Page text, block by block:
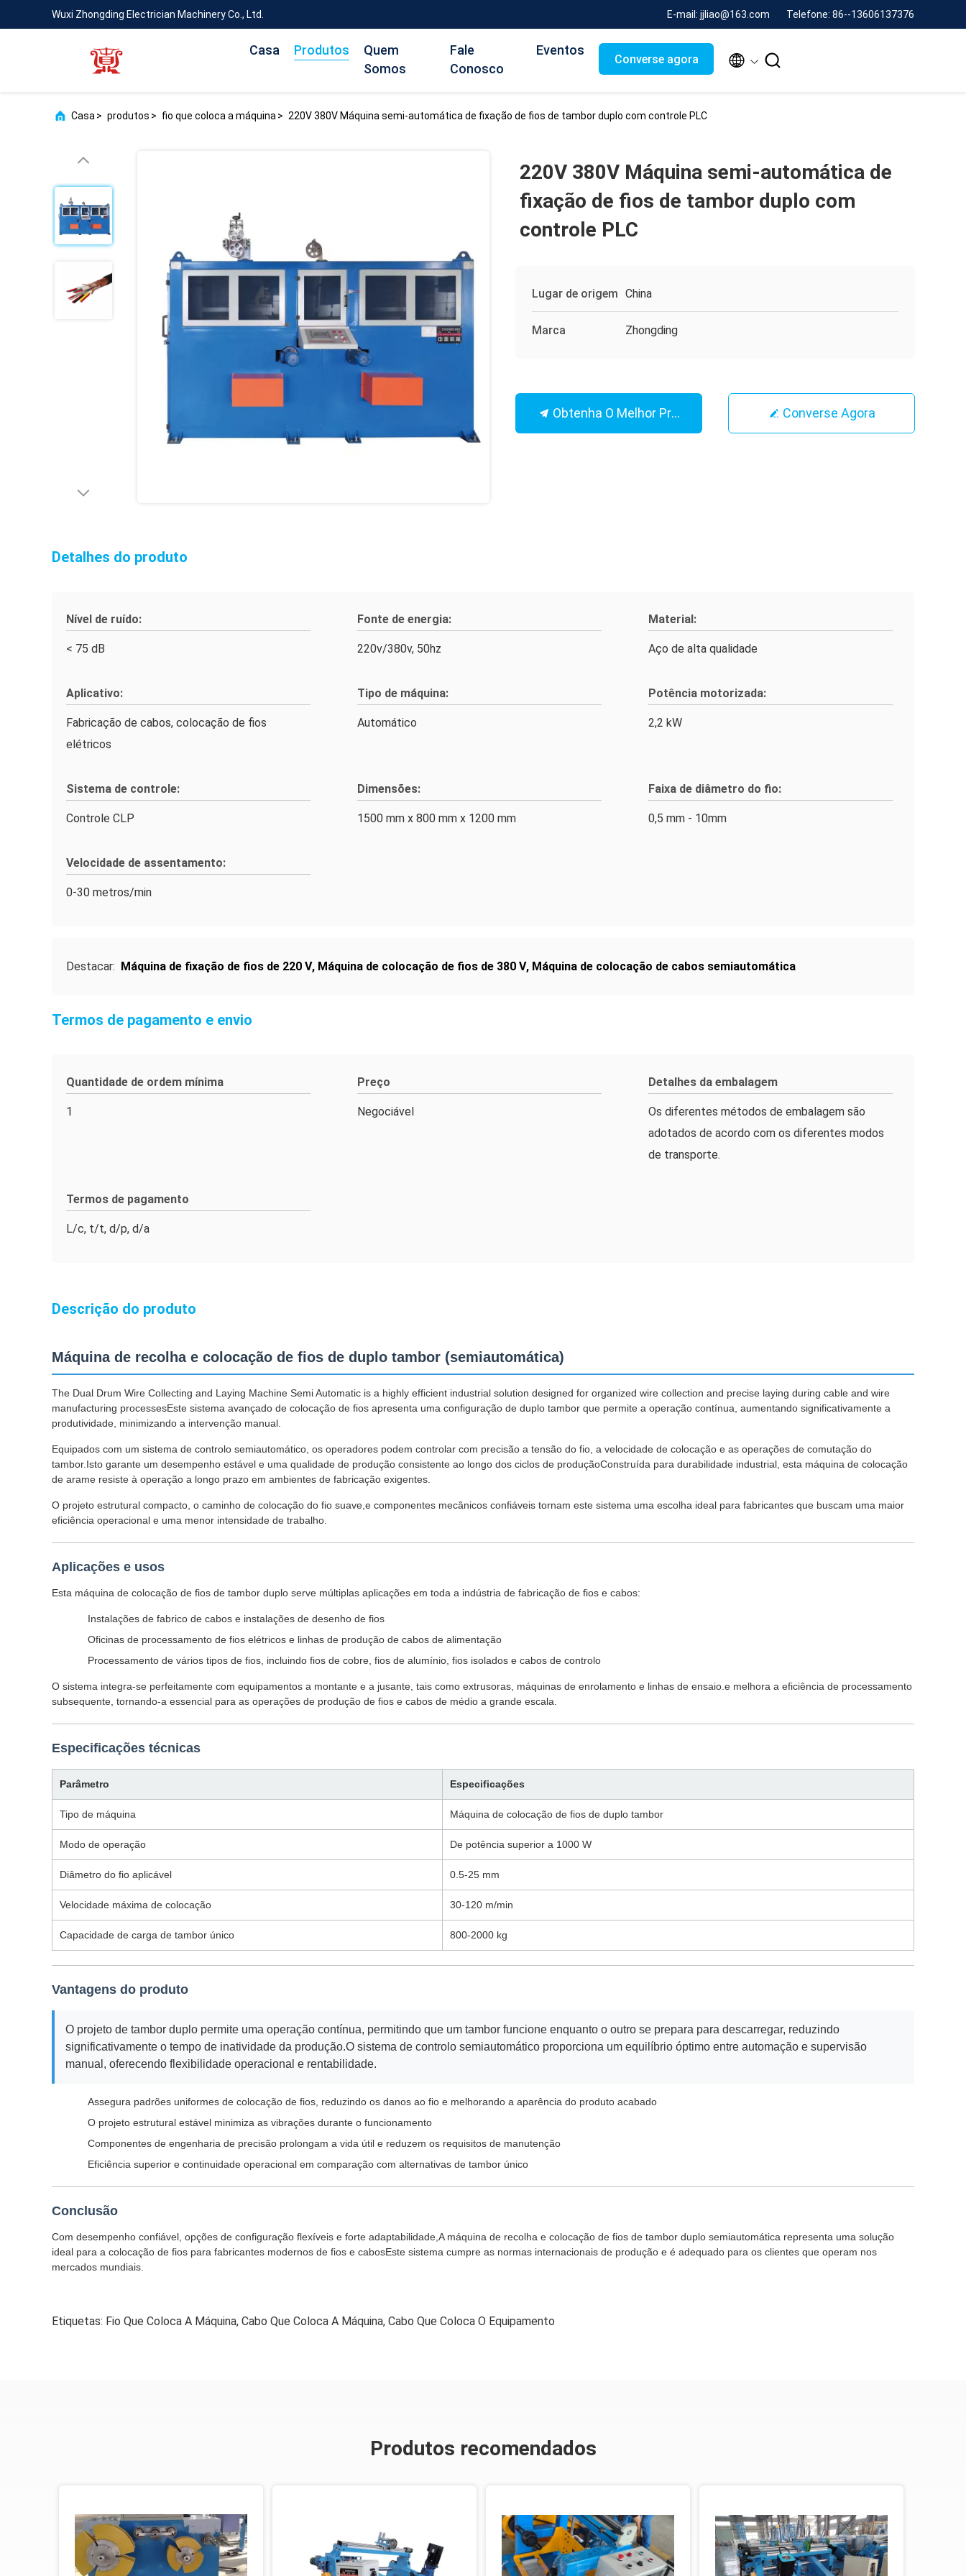
Wuxi Zhongding Electrician Machinery Co., Ltd. E-mail: jjliao@163.com Telefone: 86--13606137376
Casa Produtos
Quem
Somos
Fale
Conosco
Eventos
Converse agora  
Casa > produtos > fio que coloca a máquina > 220V 380V Máquina semi-automática de fixação de fios de tambor duplo com controle PLC
220V 380V Máquina semi-automática de
fixação de fios de tambor duplo com
controle PLC
Lugar de origem China
Marca Zhongding
Obtenha O Melhor Preço Converse Agora
Detalhes do produto
Nível de ruído:
< 75 dB
Fonte de energia:
220v/380v, 50hz
Material:
Aço de alta qualidade
Aplicativo:
Fabricação de cabos, colocação de fios
elétricos
Tipo de máquina:
Automático
Potência motorizada:
2,2 kW
Sistema de controle:
Controle CLP
Dimensões:
1500 mm x 800 mm x 1200 mm
Faixa de diâmetro do fio:
0,5 mm - 10mm
Velocidade de assentamento:
0-30 metros/min
Destacar: Máquina de fixação de fios de 220 V, Máquina de colocação de fios de 380 V, Máquina de colocação de cabos semiautomática
Termos de pagamento e envio
Quantidade de ordem mínima
1
Preço
Negociável
Detalhes da embalagem
Os diferentes métodos de embalagem são
adotados de acordo com os diferentes modos
de transporte.
Termos de pagamento
L/c, t/t, d/p, d/a
Descrição do produto
Máquina de recolha e colocação de fios de duplo tambor (semiautomática)
The Dual Drum Wire Collecting and Laying Machine Semi Automatic is a highly efficient industrial solution designed for organized wire collection and precise laying during cable and wire
manufacturing processesEste sistema avançado de colocação de fios apresenta uma configuração de duplo tambor que permite a operação contínua, aumentando significativamente a
produtividade, minimizando a intervenção manual.
Equipados com um sistema de controlo semiautomático, os operadores podem controlar com precisão a tensão do fio, a velocidade de colocação e as operações de comutação do
tambor.Isto garante um desempenho estável e uma qualidade de produção consistente ao longo dos ciclos de produçãoConstruída para durabilidade industrial, esta máquina de colocação
de arame resiste à operação a longo prazo em ambientes de fabricação exigentes.
O projeto estrutural compacto, o caminho de colocação do fio suave,e componentes mecânicos confiáveis tornam este sistema uma escolha ideal para fabricantes que buscam uma maior
eficiência operacional e uma menor intensidade de trabalho.
Aplicações e usos
Esta máquina de colocação de fios de tambor duplo serve múltiplas aplicações em toda a indústria de fabricação de fios e cabos:
Instalações de fabrico de cabos e instalações de desenho de fios
Oficinas de processamento de fios elétricos e linhas de produção de cabos de alimentação
Processamento de vários tipos de fios, incluindo fios de cobre, fios de alumínio, fios isolados e cabos de controlo
O sistema integra-se perfeitamente com equipamentos a montante e a jusante, tais como extrusoras, máquinas de enrolamento e linhas de ensaio.e melhora a eficiência de processamento
subsequente, tornando-a essencial para as operações de produção de fios e cabos de médio a grande escala.
Especificações técnicas
Parâmetro Especificações
Tipo de máquina Máquina de colocação de fios de duplo tambor
Modo de operação De potência superior a 1000 W
Diâmetro do fio aplicável 0.5-25 mm
Velocidade máxima de colocação 30-120 m/min
Capacidade de carga de tambor único 800-2000 kg
Vantagens do produto
O projeto de tambor duplo permite uma operação contínua, permitindo que um tambor funcione enquanto o outro se prepara para descarregar, reduzindo
significativamente o tempo de inatividade da produção.O sistema de controlo semiautomático proporciona um equilíbrio óptimo entre automação e supervisão
manual, oferecendo flexibilidade operacional e rentabilidade.
Assegura padrões uniformes de colocação de fios, reduzindo os danos ao fio e melhorando a aparência do produto acabado
O projeto estrutural estável minimiza as vibrações durante o funcionamento
Componentes de engenharia de precisão prolongam a vida útil e reduzem os requisitos de manutenção
Eficiência superior e continuidade operacional em comparação com alternativas de tambor único
Conclusão
Com desempenho confiável, opções de configuração flexíveis e forte adaptabilidade,A máquina de recolha e colocação de fios de tambor duplo semiautomática representa uma solução
ideal para a colocação de fios para fabricantes modernos de fios e cabosEste sistema cumpre as normas internacionais de produção e é adequado para os clientes que operam nos
mercados mundiais.
Etiquetas: Fio Que Coloca A Máquina, Cabo Que Coloca A Máquina, Cabo Que Coloca O Equipamento
Produtos recomendados